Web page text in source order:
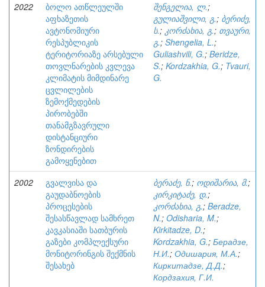
2022
ბოლო ათწლეულში
აფხაზეთის
ავტონომიური
რესპუბლიკის
ტერიტორიაზე არსებული
თოვლნარების კვლევა
კლიმატის მიმდინარე
ცვლილების
ზემოქმედების
პირობებში
თანამგზავრული
დისტანციური
ზონდირების
გამოყენებით
შენგელია, ლ.;
გულიაშვილი, გ.; ბერიძე,
ს.; კორძახია, გ.; თვაური,
გ.; Shengelia, L.;
Guliashvili, G.; Beridze,
S.; Kordzakhia, G.; Tvauri,
G.
2002
გვალვისა და
გაუდაბნოების
პროცესების
შესასწავლად სამხრეთ
კავკასიაში სათბურის
გაზები კომპლექსური
მონიტორინგის შექმნის
შესახებ
ბერაძე, ნ.; ოდიშარია, მ.;
კირკიტაძე, დ.;
კორძახია, გ.; Beradze,
N.; Odisharia, M.;
Kirkitadze, D.;
Kordzakhia, G.; Берадзе,
Н.И.; Одишария, М.А.;
Киркитадзе, Д.Д.;
Кордзахия, Г.И.